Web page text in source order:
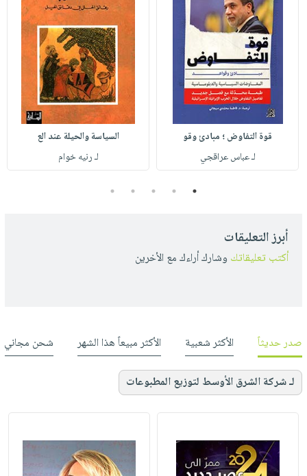
قوة التفاوض ؛ مبادئ وقو
لـ عباس عراقجي
السياسة والحيلة عند الع
لـ رنيه خوام
1
2
3
4
5
أبرز التعليقات
أكتب تعليقاتك وشارك أراءك مع الأخرين
صدر حديثاً الأكثر شعبية الأكثر مبيعاً هذا الشهر شحن مجاني
لـ شركة الشرق الأوسط لتوزيع المطبوعات